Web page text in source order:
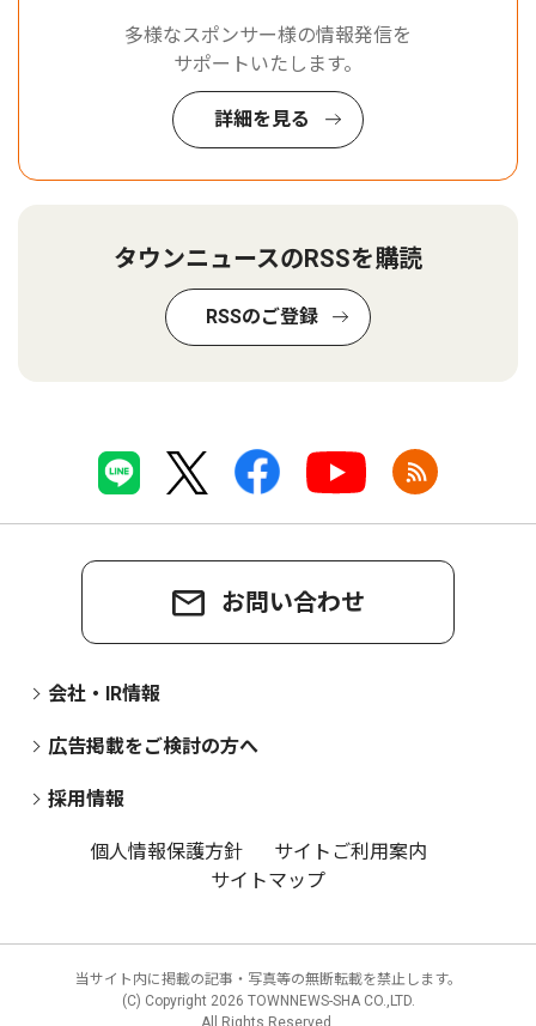
多様なスポンサー様の情報発信を
サポートいたします。
詳細を見る
タウンニュースのRSSを購読
RSSのご登録
お問い合わせ
会社・IR情報
広告掲載をご検討の方へ
採用情報
個人情報保護方針
サイトご利用案内
サイトマップ
当サイト内に掲載の記事・写真等の無断転載を禁止します。
(C) Copyright 2026 TOWNNEWS-SHA CO.,LTD.
All Rights Reserved.